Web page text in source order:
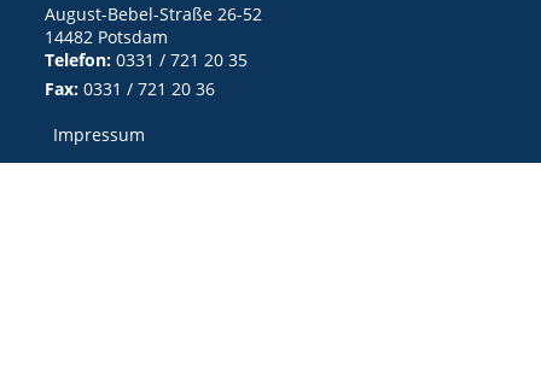
August-Bebel-Straße 26-52
14482 Potsdam
Telefon: 0331 / 721 20 35
Fax: 0331 / 721 20 36
Impressum